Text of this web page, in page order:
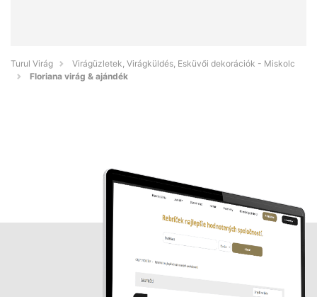
Turul Virág
Virágüzletek, Virágküldés, Esküvői dekorációk - Miskolc
Floriana virág & ajándék